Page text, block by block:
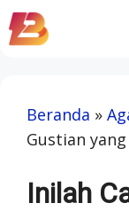
Skip
to
Beranda »
Gustian
Inilah